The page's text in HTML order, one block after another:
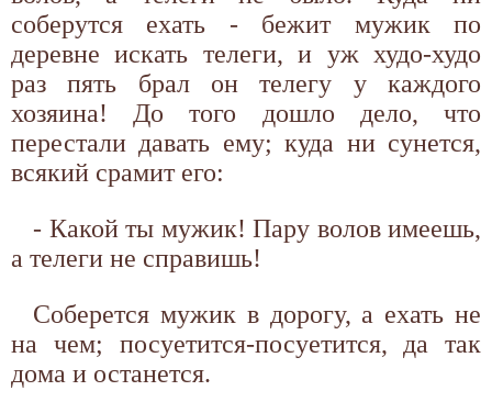
соберутся ехать - бежит мужик по
деревне искать телеги, и уж худо-худо
раз пять брал он телегу у каждого
хозяина! До того дошло дело, что
перестали давать ему; куда ни сунется,
всякий срамит его:
- Какой ты мужик! Пару волов имеешь,
а телеги не справишь!
Соберется мужик в дорогу, а ехать не
на чем; посуетится-посуетится, да так
дома и останется.